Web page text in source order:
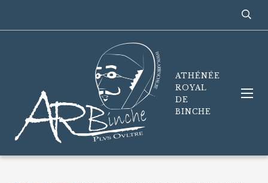
ATHÉNÉE
ROYAL
DE
BINCHE